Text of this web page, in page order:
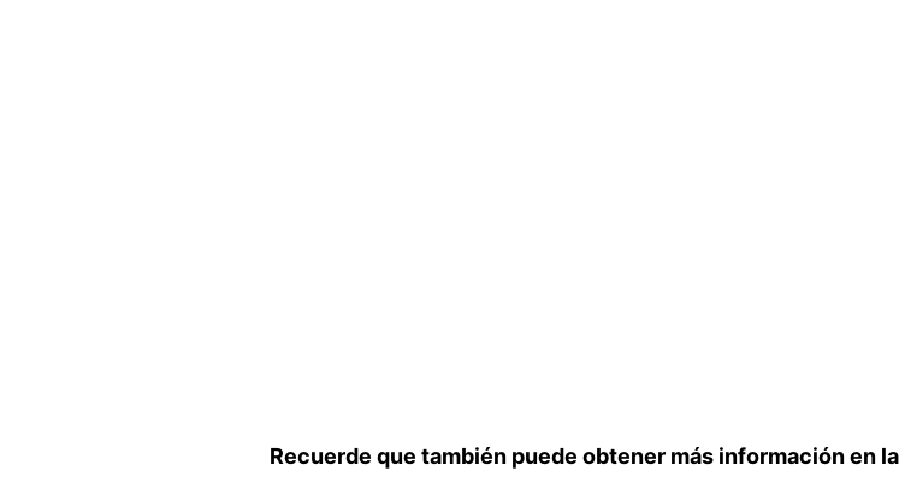
Recuerde que también puede obtener más información en la